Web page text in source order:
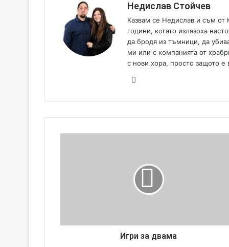
Недислав Стойчев
Казвам се Недислав и съм от
години, когато излязоха
да бродя из тъмници, да
ми или с компанията от
с нови хора, просто защото
te
а
Игри за двама